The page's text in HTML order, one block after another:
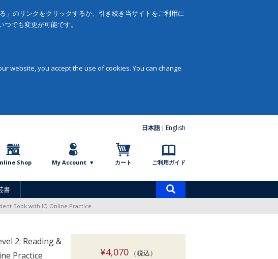
のリンクをクリックするか、引き続き当サイトをご利用に
でも変更が可能です。
website, you accept the use of cookies. You can change
日本語 English
Shop My Account カート ご利用ガイド
書
索
Book with IQ Online Practice
2: Reading &
Practice
¥4,070（税込）